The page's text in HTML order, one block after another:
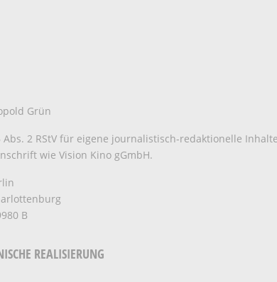
Grün
2 RStV für eigene journalistisch-redaktionelle
wie Vision Kino gGmbH.
B
REALISIERUNG